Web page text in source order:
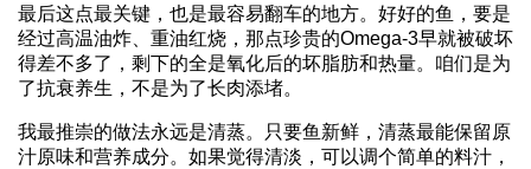
最后这点最关键，也是最容易翻车的地方。好好的鱼，要是
经过高温油炸、重油红烧，那点珍贵的Omega-3早就被破坏
得差不多了，剩下的全是氧化后的坏脂肪和热量。咱们是为
了抗衰养生，不是为了长肉添堵。
我最推崇的做法永远是清蒸。只要鱼新鲜，清蒸最能保留原
汁原味和营养成分。如果觉得清淡，可以调个简单的料汁，